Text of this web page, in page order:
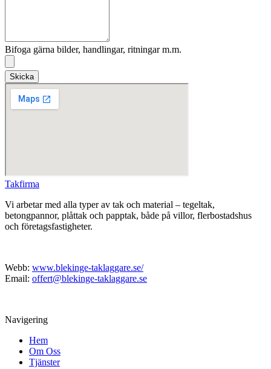
Bifoga gärna bilder, handlingar, ritningar m.m.
Skicka
Takfirma
Vi arbetar med alla typer av tak och material – tegeltak,
betongpannor, plåttak och papptak, både på villor, flerbostadshus
och företagsfastigheter.
Webb: www.blekinge-taklaggare.se/
Email: offert@blekinge-taklaggare.se
Navigering
Hem
Om Oss
Tjänster